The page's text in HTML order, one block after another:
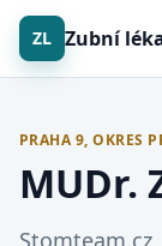
ZL Zubní
PRAHA 9, OKRES
MUDr.
Stomteam.cz